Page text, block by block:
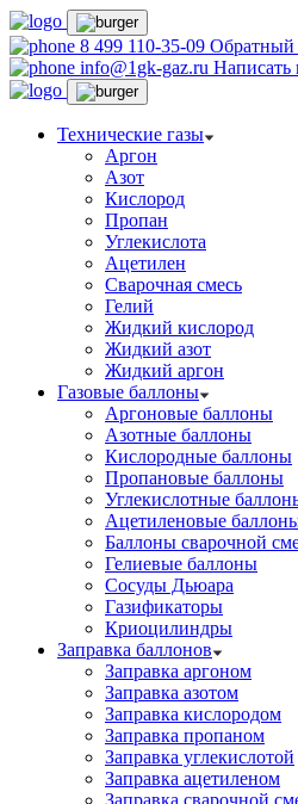
8 499 110-35-09 Обратный
info@1gk-gaz.ru Написать
Технические газы
Аргон
Азот
Кислород
Пропан
Углекислота
Ацетилен
Сварочная смесь
Гелий
Жидкий кислород
Жидкий азот
Жидкий аргон
Газовые баллоны
Аргоновые баллоны
Азотные баллоны
Кислородные баллоны
Пропановые баллоны
Углекислотные
Ацетиленовые
Баллоны сварочной
Гелиевые баллоны
Сосуды Дьюара
Газификаторы
Криоцилиндры
Заправка баллонов
Заправка аргоном
Заправка азотом
Заправка кислородом
Заправка пропаном
Заправка углекислотой
Заправка ацетиленом
Заправка сварочной